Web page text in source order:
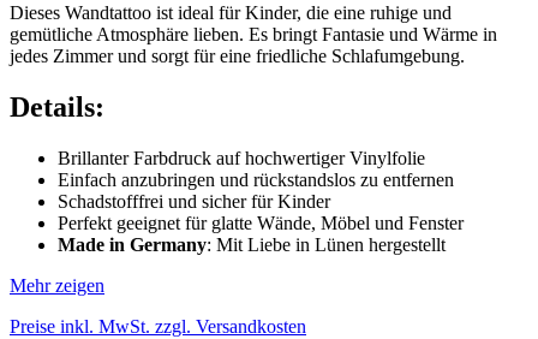
Dieses Wandtattoo ist ideal für Kinder, die eine ruhige und
gemütliche Atmosphäre lieben. Es bringt Fantasie und Wärme in
jedes Zimmer und sorgt für eine friedliche Schlafumgebung.
Details:
Brillanter Farbdruck auf hochwertiger Vinylfolie
Einfach anzubringen und rückstandslos zu entfernen
Schadstofffrei und sicher für Kinder
Perfekt geeignet für glatte Wände, Möbel und Fenster
Made in Germany: Mit Liebe in Lünen hergestellt
Mehr zeigen
Preise inkl. MwSt. zzgl. Versandkosten